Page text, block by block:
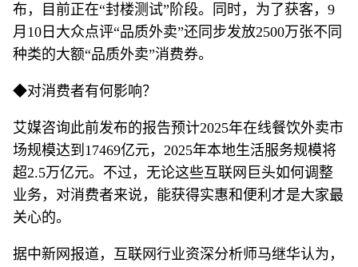
布，目前正在“封楼测试”阶段。同时，为了获客，9
月10日大众点评“品质外卖”还同步发放2500万张不同
种类的大额“品质外卖”消费券。
◆对消费者有何影响？
艾媒咨询此前发布的报告预计2025年在线餐饮外卖市
场规模达到17469亿元，2025年本地生活服务规模将
超2.5万亿元。不过，无论这些互联网巨头如何调整
业务，对消费者来说，能获得实惠和便利才是大家最
关心的。
据中新网报道，互联网行业资深分析师马继华认为，